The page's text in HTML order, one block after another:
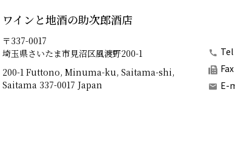
ワインと地酒の助次郎酒店
〒337-0017
埼玉県さいたま市見沼区風渡野200-1
200-1 Futtono, Minuma-ku, Saitama-shi,
Saitama 337-0017 Japan
E-